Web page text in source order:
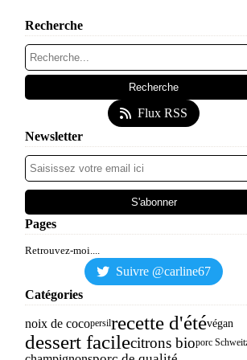
Recherche
Flux RSS
Newsletter
Pages
Retrouvez-moi....
Suivre @carline67
Catégories
noix de cocopersilrecette d'étévégan
dessert facilecitrons bioporc